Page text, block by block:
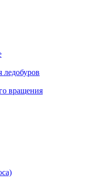
ледобуров
вращения